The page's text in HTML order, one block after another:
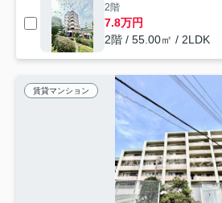
2階
7.8万円
2階 / 55.00㎡ / 2LDK
賃貸マンション